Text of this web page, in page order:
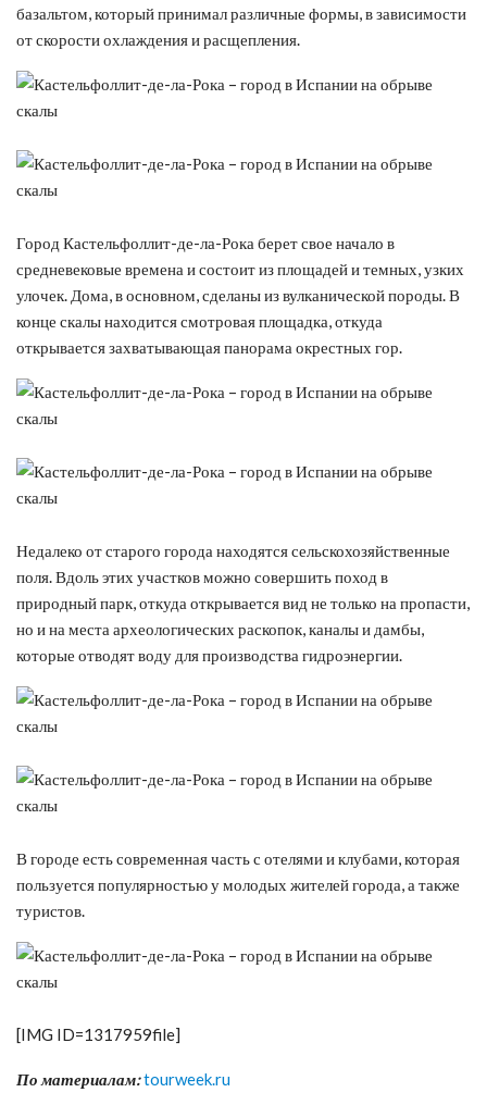
базальтом, который принимал различные формы, в зависимости
от скорости охлаждения и расщепления.
Город Кастельфоллит-де-ла-Рока берет свое начало в
средневековые времена и состоит из площадей и темных, узких
улочек. Дома, в основном, сделаны из вулканической породы. В
конце скалы находится смотровая площадка, откуда
открывается захватывающая панорама окрестных гор.
Недалеко от старого города находятся сельскохозяйственные
поля. Вдоль этих участков можно совершить поход в
природный парк, откуда открывается вид не только на пропасти,
но и на места археологических раскопок, каналы и дамбы,
которые отводят воду для производства гидроэнергии.
В городе есть современная часть с отелями и клубами, которая
пользуется популярностью у молодых жителей города, а также
туристов.
[IMG ID=1317959file]
По материалам:tourweek.ru